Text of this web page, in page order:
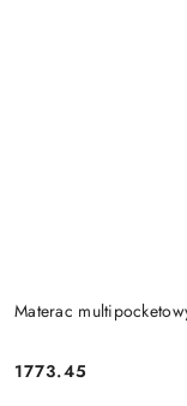
Materac
Cena:
1773.45